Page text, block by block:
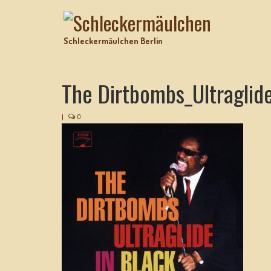
Schleckermäulchen Berlin
The
| 0